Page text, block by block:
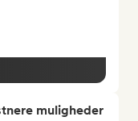
muligheder